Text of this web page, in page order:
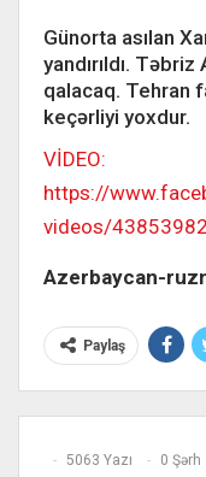
Günorta asılan
yandırıldı.
qalacaq. Tehran
keçərliyi yoxdur.
VİDEO:
https://
videos/
Azerbaycan-
Paylaş
5063 Yazı 0 Şərh